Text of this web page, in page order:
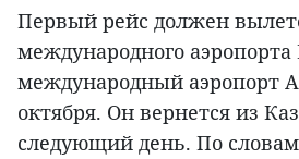
Первый рейс должен
международного
международный аэропорт
октября. Он вернется из
следующий день. По